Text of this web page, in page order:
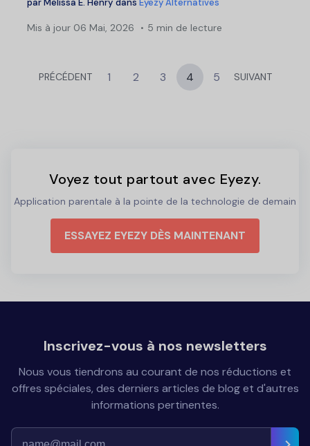
parMelissa E. Henry dans Eyezy Alternatives
Mis à jour 06 Mai, 2026 5 min de lecture
PRÉCÉDENT 1 2 3 4 5 SUIVANT
Voyez tout partout avec Eyezy.
Application parentale à la pointe de la technologie de demain
ESSAYEZ EYEZY DÈS MAINTENANT
Inscrivez-vous à nos newsletters
Nous vous tiendrons au courant de nos réductions et
offres spéciales, des derniers articles de blog et d'autres
informations pertinentes.